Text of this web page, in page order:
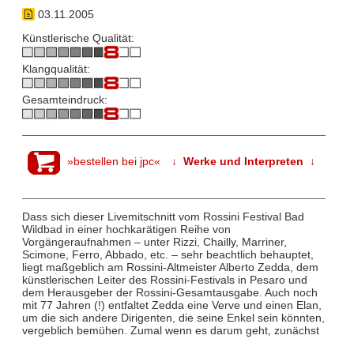
03.11.2005
Künstlerische Qualität:
Klangqualität:
Gesamteindruck:
»bestellen bei jpc« ↓ Werke und Interpreten ↓
Dass sich dieser Livemitschnitt vom Rossini Festival Bad
Wildbad in einer hochkarätigen Reihe von
Vorgängeraufnahmen – unter Rizzi, Chailly, Marriner,
Scimone, Ferro, Abbado, etc. – sehr beachtlich behauptet,
liegt maßgeblich am Rossini-Altmeister Alberto Zedda, dem
künstlerischen Leiter des Rossini-Festivals in Pesaro und
dem Herausgeber der Rossini-Gesamtausgabe. Auch noch
mit 77 Jahren (!) entfaltet Zedda eine Verve und einen Elan,
um die sich andere Dirigenten, die seine Enkel sein könnten,
vergeblich bemühen. Zumal wenn es darum geht, zunächst